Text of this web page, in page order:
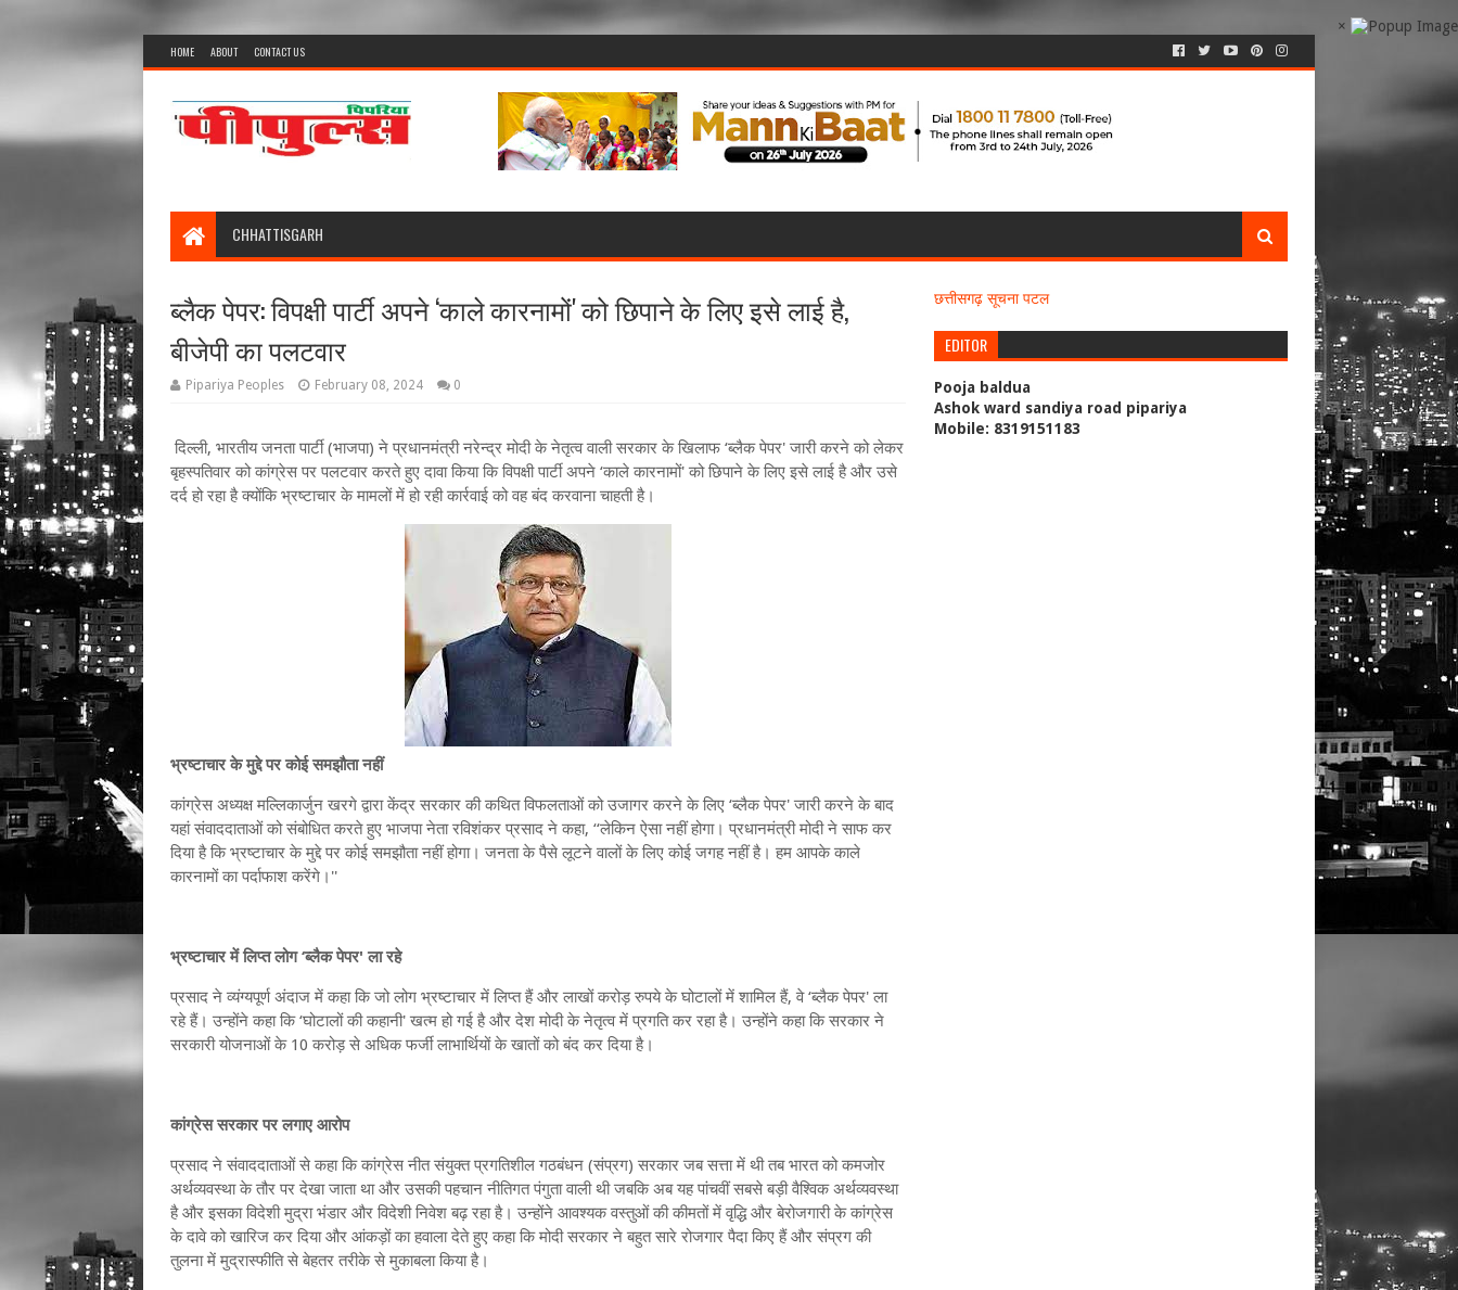
×
HOME ABOUT CONTACT US
CHHATTISGARH
ब्लैक पेपर: विपक्षी पार्टी अपने ‘काले कारनामों' को छिपाने के लिए इसे लाई है,
बीजेपी का पलटवार
Pipariya Peoples February 08, 2024 0
दिल्ली, भारतीय जनता पार्टी (भाजपा) ने प्रधानमंत्री नरेन्द्र मोदी के नेतृत्व वाली सरकार के खिलाफ ‘ब्लैक पेपर' जारी करने को लेकर
बृहस्पतिवार को कांग्रेस पर पलटवार करते हुए दावा किया कि विपक्षी पार्टी अपने ‘काले कारनामों' को छिपाने के लिए इसे लाई है और उसे
दर्द हो रहा है क्योंकि भ्रष्टाचार के मामलों में हो रही कार्रवाई को वह बंद करवाना चाहती है।
भ्रष्टाचार के मुद्दे पर कोई समझौता नहीं
कांग्रेस अध्यक्ष मल्लिकार्जुन खरगे द्वारा केंद्र सरकार की कथित विफलताओं को उजागर करने के लिए ‘ब्लैक पेपर' जारी करने के बाद
यहां संवाददाताओं को संबोधित करते हुए भाजपा नेता रविशंकर प्रसाद ने कहा, ‘‘लेकिन ऐसा नहीं होगा। प्रधानमंत्री मोदी ने साफ कर
दिया है कि भ्रष्टाचार के मुद्दे पर कोई समझौता नहीं होगा। जनता के पैसे लूटने वालों के लिए कोई जगह नहीं है। हम आपके काले
कारनामों का पर्दाफाश करेंगे।''
भ्रष्टाचार में लिप्त लोग ‘ब्लैक पेपर' ला रहे
प्रसाद ने व्यंग्यपूर्ण अंदाज में कहा कि जो लोग भ्रष्टाचार में लिप्त हैं और लाखों करोड़ रुपये के घोटालों में शामिल हैं, वे ‘ब्लैक पेपर' ला
रहे हैं। उन्होंने कहा कि ‘घोटालों की कहानी' खत्म हो गई है और देश मोदी के नेतृत्व में प्रगति कर रहा है। उन्होंने कहा कि सरकार ने
सरकारी योजनाओं के 10 करोड़ से अधिक फर्जी लाभार्थियों के खातों को बंद कर दिया है।
कांग्रेस सरकार पर लगाए आरोप
प्रसाद ने संवाददाताओं से कहा कि कांग्रेस नीत संयुक्त प्रगतिशील गठबंधन (संप्रग) सरकार जब सत्ता में थी तब भारत को कमजोर
अर्थव्यवस्था के तौर पर देखा जाता था और उसकी पहचान नीतिगत पंगुता वाली थी जबकि अब यह पांचवीं सबसे बड़ी वैश्विक अर्थव्यवस्था
है और इसका विदेशी मुद्रा भंडार और विदेशी निवेश बढ़ रहा है। उन्होंने आवश्यक वस्तुओं की कीमतों में वृद्धि और बेरोजगारी के कांग्रेस
के दावे को खारिज कर दिया और आंकड़ों का हवाला देते हुए कहा कि मोदी सरकार ने बहुत सारे रोजगार पैदा किए हैं और संप्रग की
तुलना में मुद्रास्फीति से बेहतर तरीके से मुकाबला किया है।
छत्तीसगढ़ सूचना पटल
EDITOR
Pooja baldua
Ashok ward sandiya road pipariya
Mobile: 8319151183